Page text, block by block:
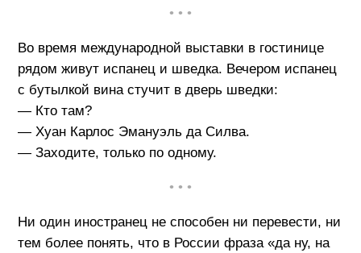
• • •
Во время международной выставки в гостинице
рядом живут испанец и шведка. Вечером испанец
с бутылкой вина стучит в дверь шведки:
— Кто там?
— Хуан Карлос Эмануэль да Силва.
— Заходите, только по одному.
• • •
Ни один иностранец не способен ни перевести, ни
тем более понять, что в России фраза «да ну, на